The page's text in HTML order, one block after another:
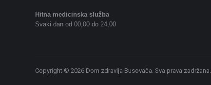
Hitna medicinska služba
Svaki dan od 00,00 do 24,00
Copyright © 2026 Dom zdravlja Busovača. Sva prava zadržana.